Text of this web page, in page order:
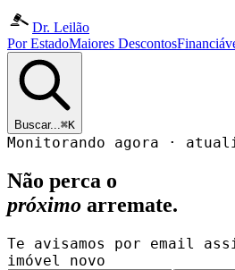
Dr. Leilão
Por EstadoMaiores Descontos
Buscar...⌘K
Monitorando agora ·
Não perca o
próximo arremate.
Te avisamos por email
imóvel novo